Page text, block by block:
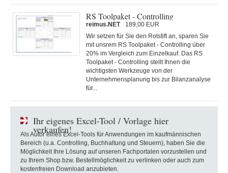
RS Toolpaket - Controlling
reimus.NET
189,00 EUR
Wir setzen für Sie den Rotstift an, sparen Sie
mit unsrem RS Toolpaket - Controlling über
20% im Vergleich zum Einzelkauf. Das RS
Toolpaket - Controlling stellt Ihnen die
wichtigsten Werkzeuge von der
Unternehmensplanung bis zur Bilanzanalyse
für...
Ihr eigenes Excel-Tool / Vorlage hier
verkaufen!
Als Autor eines Excel-Tools für Anwendungen im kaufmännischen
Bereich (u.a. Controlling, Buchhaltung und Steuern), haben Sie die
Möglichkeit Ihre Lösung auf unseren Fachportalen vorzustellen und
zu Ihrem Shop bzw. Bestellmöglichkeit zu verlinken oder auch zum
kostenfreien Download anzubieten.